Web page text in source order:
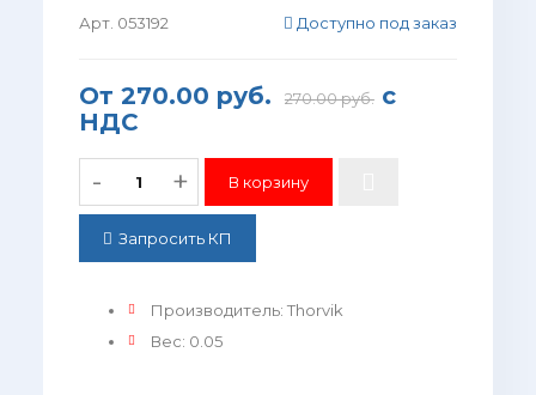
Арт. 053192 Доступно под заказ
От 270.00 руб. 270.00 руб.с
НДС
- +
Запросить КП
Производитель: Thorvik
Вес: 0.05